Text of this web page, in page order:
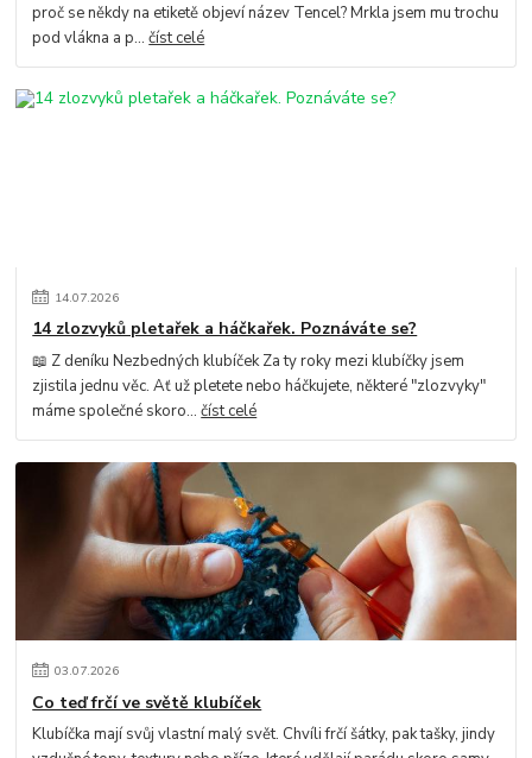
proč se někdy na etiketě objeví název Tencel? Mrkla jsem mu trochu
pod vlákna a p...číst celé
14.07.2026
14 zlozvyků pletařek a háčkařek. Poznáváte se?
📖 Z deníku Nezbedných klubíček Za ty roky mezi klubíčky jsem
zjistila jednu věc. Ať už pletete nebo háčkujete, některé "zlozvyky"
máme společné skoro...číst celé
03.07.2026
Co teď frčí ve světě klubíček
Klubíčka mají svůj vlastní malý svět. Chvíli frčí šátky, pak tašky, jindy